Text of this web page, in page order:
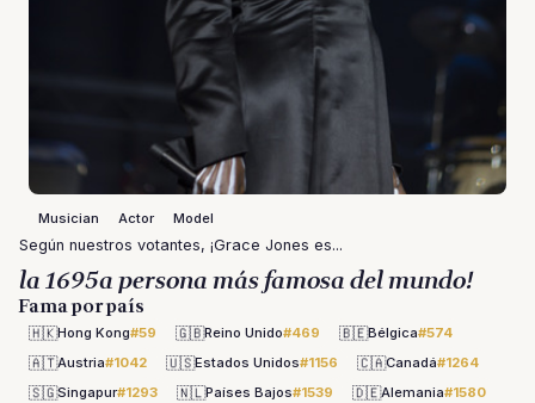
Musician Actor Model
Según nuestros votantes, ¡Grace Jones es...
la 1695a persona más famosa del mundo!
Fama por país
🇭🇰Hong Kong#59 🇬🇧Reino Unido#469 🇧🇪Bélgica#574
🇦🇹Austria#1042 🇺🇸Estados Unidos#1156 🇨🇦Canadá#1264
🇸🇬Singapur#1293 🇳🇱Países Bajos#1539 🇩🇪Alemania#1580